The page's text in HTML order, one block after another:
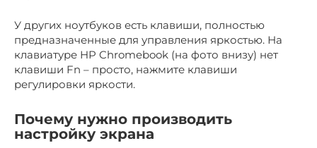
У других ноутбуков есть клавиши, полностью
предназначенные для управления яркостью. На
клавиатуре HP Chromebook (на фото внизу) нет
клавиши Fn – просто, нажмите клавиши
регулировки яркости.
Почему нужно производить
настройку экрана